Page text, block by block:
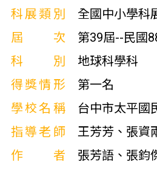
科展類別
全國中小學科
屆次
第39屆--民國
科別
地球科學科
得獎情形
第一名
學校名稱
台中市太平國
指導老師
王芳芳、張資
作者
張芳語、張鈞